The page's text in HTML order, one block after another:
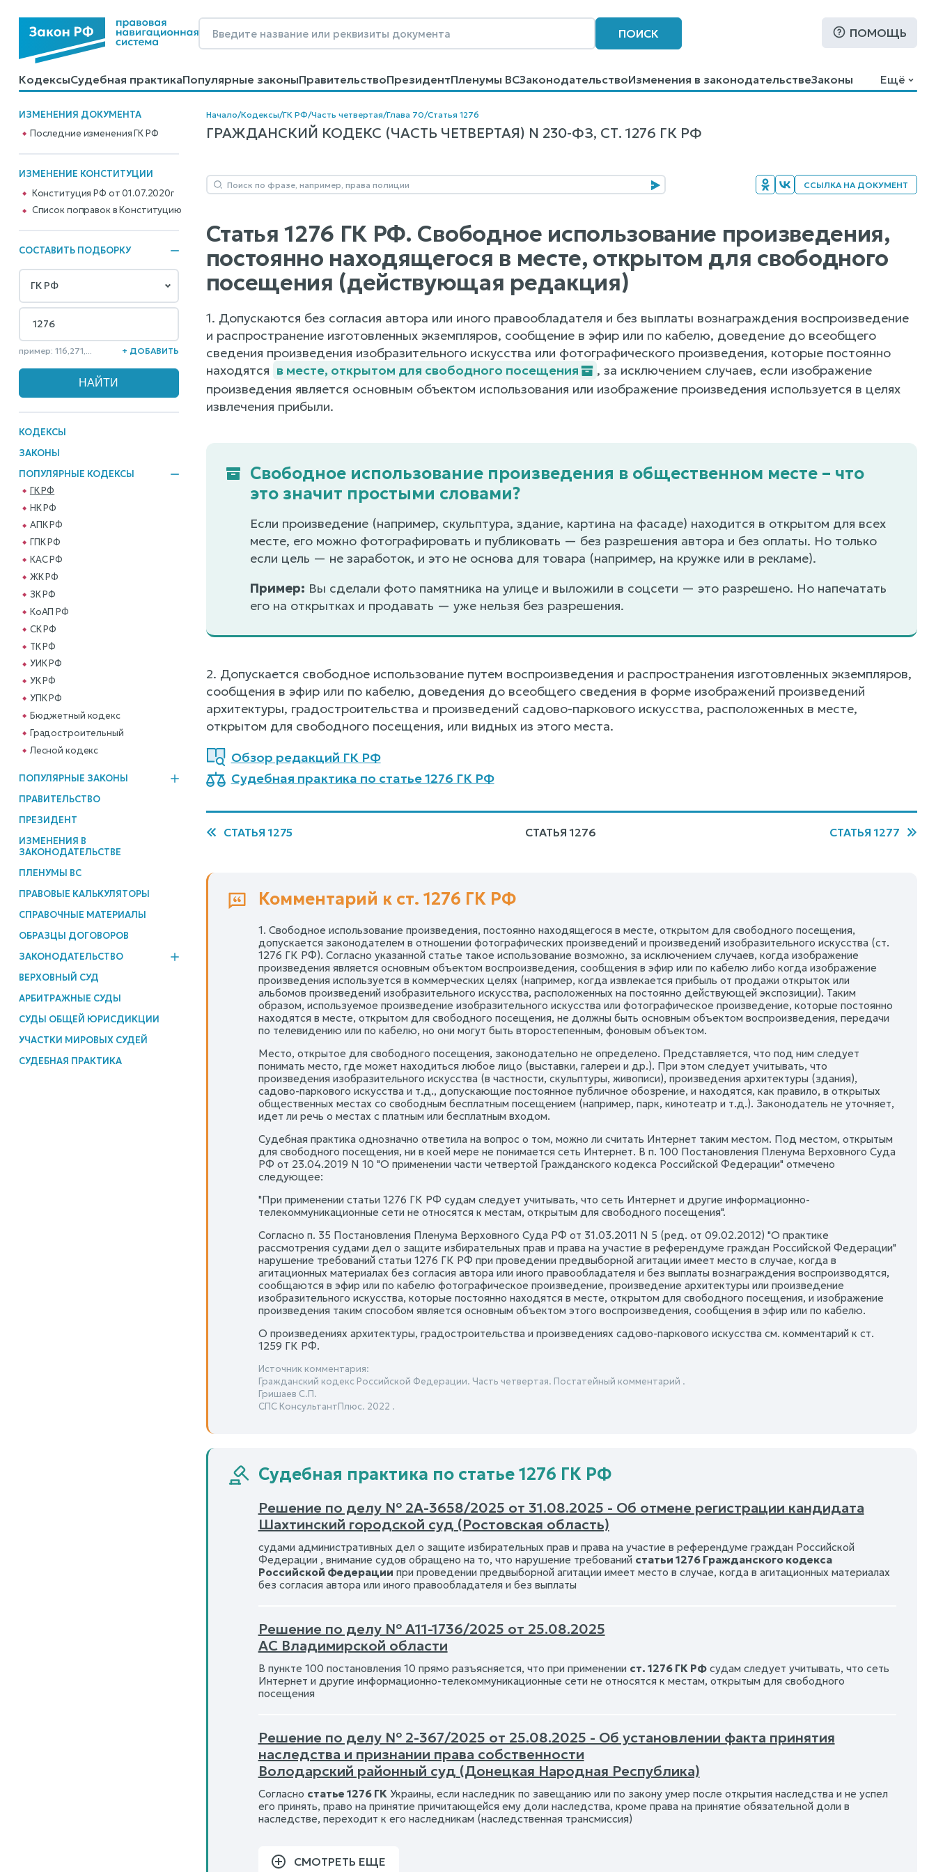
ПОИСК ПОМОЩЬ
КодексыСудебная практикаПопулярные законыПравительствоПрезидентПленумы ВСЗаконодательствоИзменения в законодательствеЗаконы
КалькуляторыСправочные материалыОбразцы договоровКонтактыПомощьПоиск
Ещё
ИЗМЕНЕНИЯ ДОКУМЕНТА
Последние изменения ГК РФ
ИЗМЕНЕНИЕ КОНСТИТУЦИИ
Конституция РФ от 01.07.2020г
Cписок поправок в Конституцию
СОСТАВИТЬ ПОДБОРКУ
пример: 116,271,... + ДОБАВИТЬ
КОДЕКСЫ
ЗАКОНЫ
ПОПУЛЯРНЫЕ КОДЕКСЫ
ГК РФ
НК РФ
АПК РФ
ГПК РФ
КАС РФ
ЖК РФ
ЗК РФ
КоАП РФ
СК РФ
ТК РФ
УИК РФ
УК РФ
УПК РФ
Бюджетный кодекс
Градостроительный
Лесной кодекс
ПОПУЛЯРНЫЕ ЗАКОНЫ
ПРАВИТЕЛЬСТВО
ПРЕЗИДЕНТ
ИЗМЕНЕНИЯ В
ЗАКОНОДАТЕЛЬСТВЕ
ПЛЕНУМЫ ВС
ПРАВОВЫЕ КАЛЬКУЛЯТОРЫ
СПРАВОЧНЫЕ МАТЕРИАЛЫ
ОБРАЗЦЫ ДОГОВОРОВ
ЗАКОНОДАТЕЛЬСТВО
ВЕРХОВНЫЙ СУД
АРБИТРАЖНЫЕ СУДЫ
СУДЫ ОБЩЕЙ ЮРИСДИКЦИИ
УЧАСТКИ МИРОВЫХ СУДЕЙ
СУДЕБНАЯ ПРАКТИКА
Начало/Кодексы/ГК РФ/Часть четвертая/Глава 70/Статья 1276
ГРАЖДАНСКИЙ КОДЕКС (ЧАСТЬ ЧЕТВЕРТАЯ) N 230-ФЗ, СТ. 1276 ГК РФ
ССЫЛКА НА ДОКУМЕНТ
Статья 1276 ГК РФ. Свободное использование произведения,
постоянно находящегося в месте, открытом для свободного
посещения (действующая редакция)
1. Допускаются без согласия автора или иного правообладателя и без выплаты вознаграждения воспроизведение
и распространение изготовленных экземпляров, сообщение в эфир или по кабелю, доведение до всеобщего
сведения произведения изобразительного искусства или фотографического произведения, которые постоянно
находятся в месте, открытом для свободного посещения
, за исключением случаев, если изображение
произведения является основным объектом использования или изображение произведения используется в целях
извлечения прибыли.
Свободное использование произведения в общественном месте – что
это значит простыми словами?
Если произведение (например, скульптура, здание, картина на фасаде) находится в открытом для всех
месте, его можно фотографировать и публиковать — без разрешения автора и без оплаты. Но только
если цель — не заработок, и это не основа для товара (например, на кружке или в рекламе).
Пример: Вы сделали фото памятника на улице и выложили в соцсети — это разрешено. Но напечатать
его на открытках и продавать — уже нельзя без разрешения.
2. Допускается свободное использование путем воспроизведения и распространения изготовленных экземпляров,
сообщения в эфир или по кабелю, доведения до всеобщего сведения в форме изображений произведений
архитектуры, градостроительства и произведений садово-паркового искусства, расположенных в месте,
открытом для свободного посещения, или видных из этого места.
Обзор редакций ГК РФ
Судебная практика по статье 1276 ГК РФ
СТАТЬЯ 1275 СТАТЬЯ 1276 СТАТЬЯ 1277
Комментарий к ст. 1276 ГК РФ
1. Свободное использование произведения, постоянно находящегося в месте, открытом для свободного посещения,
допускается законодателем в отношении фотографических произведений и произведений изобразительного искусства (ст.
1276 ГК РФ). Согласно указанной статье такое использование возможно, за исключением случаев, когда изображение
произведения является основным объектом воспроизведения, сообщения в эфир или по кабелю либо когда изображение
произведения используется в коммерческих целях (например, когда извлекается прибыль от продажи открыток или
альбомов произведений изобразительного искусства, расположенных на постоянно действующей экспозиции). Таким
образом, используемое произведение изобразительного искусства или фотографическое произведение, которые постоянно
находятся в месте, открытом для свободного посещения, не должны быть основным объектом воспроизведения, передачи
по телевидению или по кабелю, но они могут быть второстепенным, фоновым объектом.
Место, открытое для свободного посещения, законодательно не определено. Представляется, что под ним следует
понимать место, где может находиться любое лицо (выставки, галереи и др.). При этом следует учитывать, что
произведения изобразительного искусства (в частности, скульптуры, живописи), произведения архитектуры (здания),
садово-паркового искусства и т.д., допускающие постоянное публичное обозрение, и находятся, как правило, в открытых
общественных местах со свободным бесплатным посещением (например, парк, кинотеатр и т.д.). Законодатель не уточняет,
идет ли речь о местах с платным или бесплатным входом.
Судебная практика однозначно ответила на вопрос о том, можно ли считать Интернет таким местом. Под местом, открытым
для свободного посещения, ни в коей мере не понимается сеть Интернет. В п. 100 Постановления Пленума Верховного Суда
РФ от 23.04.2019 N 10 "О применении части четвертой Гражданского кодекса Российской Федерации" отмечено
следующее:
"При применении статьи 1276 ГК РФ судам следует учитывать, что сеть Интернет и другие информационно-
телекоммуникационные сети не относятся к местам, открытым для свободного посещения".
Согласно п. 35 Постановления Пленума Верховного Суда РФ от 31.03.2011 N 5 (ред. от 09.02.2012) "О практике
рассмотрения судами дел о защите избирательных прав и права на участие в референдуме граждан Российской Федерации"
нарушение требований статьи 1276 ГК РФ при проведении предвыборной агитации имеет место в случае, когда в
агитационных материалах без согласия автора или иного правообладателя и без выплаты вознаграждения воспроизводятся,
сообщаются в эфир или по кабелю фотографическое произведение, произведение архитектуры или произведение
изобразительного искусства, которые постоянно находятся в месте, открытом для свободного посещения, и изображение
произведения таким способом является основным объектом этого воспроизведения, сообщения в эфир или по кабелю.
О произведениях архитектуры, градостроительства и произведениях садово-паркового искусства см. комментарий к ст.
1259 ГК РФ.
Источник комментария:
Гражданский кодекс Российской Федерации. Часть четвертая. Постатейный комментарий .
Гришаев С.П.
СПС КонсультантПлюс. 2022 .
Судебная практика по статье 1276 ГК РФ
Решение по делу № 2А-3658/2025 от 31.08.2025 - Об отмене регистрации кандидата
Шахтинский городской суд (Ростовская область)
судами административных дел о защите избирательных прав и права на участие в референдуме граждан Российской
Федерации , внимание судов обращено на то, что нарушение требований статьи 1276 Гражданского кодекса
Российской Федерации при проведении предвыборной агитации имеет место в случае, когда в агитационных материалах
без согласия автора или иного правообладателя и без выплаты
Решение по делу № А11-1736/2025 от 25.08.2025
АС Владимирской области
В пункте 100 постановления 10 прямо разъясняется, что при применении ст. 1276 ГК РФсудам следует учитывать, что сеть
Интернет и другие информационно-телекоммуникационные сети не относятся к местам, открытым для свободного
посещения
Решение по делу № 2-367/2025 от 25.08.2025 - Об установлении факта принятия
наследства и признании права собственности
Володарский районный суд (Донецкая Народная Республика)
Согласно статье 1276 ГК Украины, если наследник по завещанию или по закону умер после открытия наследства и не успел
его принять, право на принятие причитающейся ему доли наследства, кроме права на принятие обязательной доли в
наследстве, переходит к его наследникам (наследственная трансмиссия)
СМОТРЕТЬ ЕЩЕ